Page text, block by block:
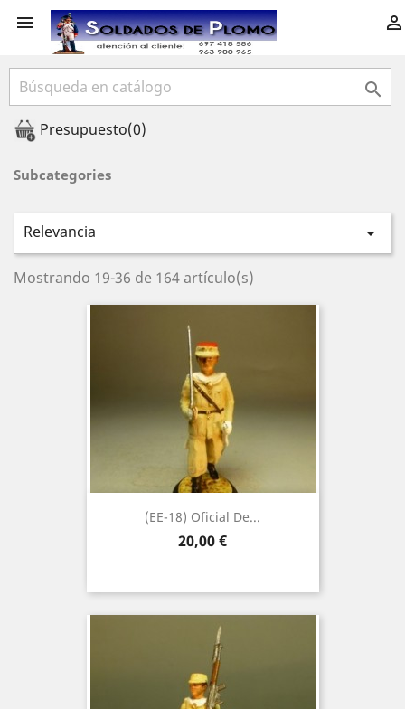
 

Presupuesto(0)
Subcategories
Relevancia 
Mostrando 19-36 de 164 artículo(s)
(EE-18) Oficial De...
Precio
20,00 €